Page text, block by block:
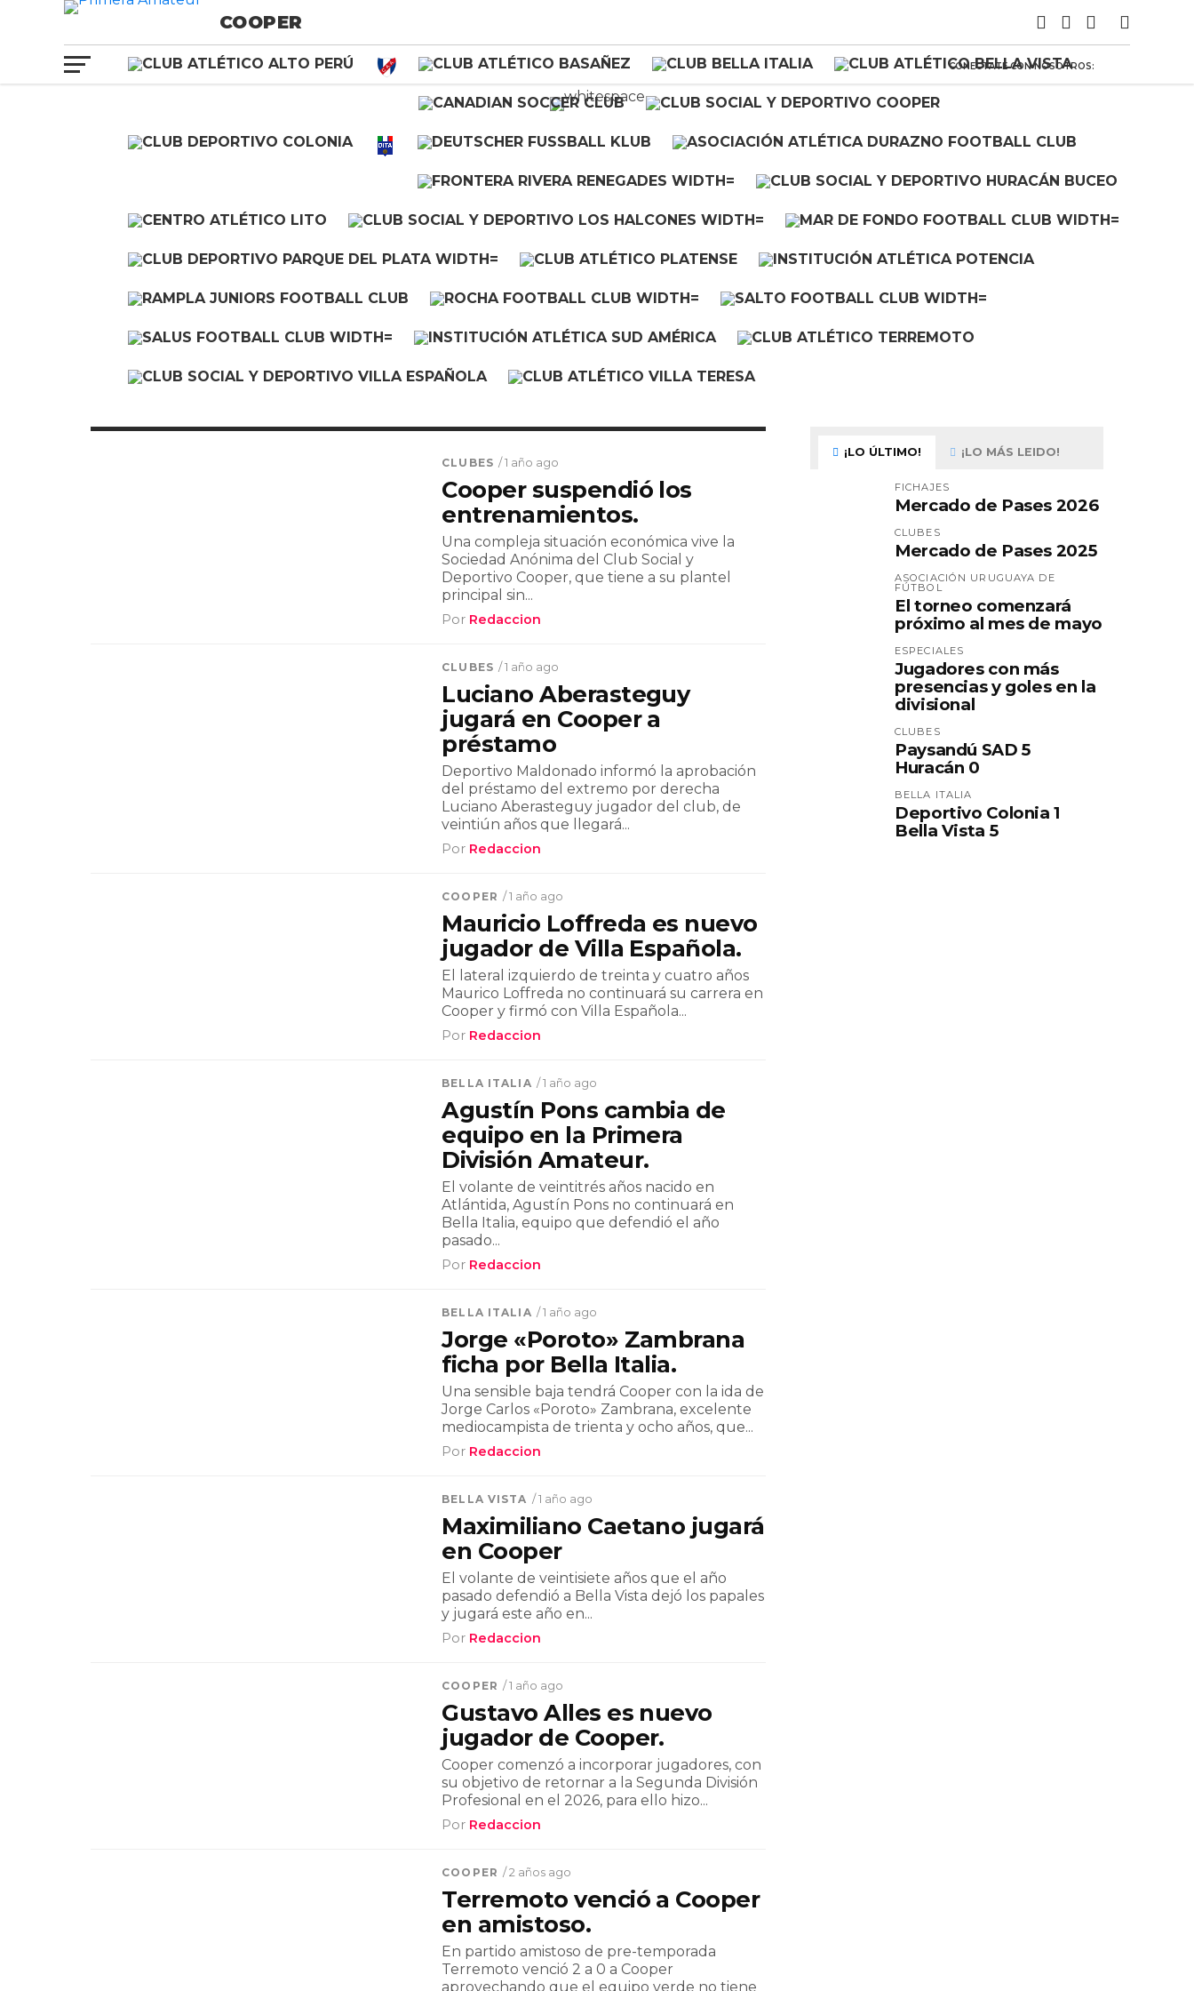
COOPER
CONECTATE CON NOSOTROS:
Cooper enfrenta a Rentistas
mañana en amistoso.
Mañana desde las 10:00 en el complejo Rentistas, Cooper enfrentará a
CLUBES / 1 año ago
Cooper suspendió los
entrenamientos.
Una compleja situación económica vive la
Sociedad Anónima del Club Social y
Deportivo Cooper, que tiene a su plantel
principal sin...
Por Redaccion
CLUBES / 1 año ago
Luciano Aberasteguy
jugará en Cooper a
préstamo
Deportivo Maldonado informó la aprobación
del préstamo del extremo por derecha
Luciano Aberasteguy jugador del club, de
veintiún años que llegará...
Por Redaccion
COOPER / 1 año ago
Mauricio Loffreda es nuevo
jugador de Villa Española.
El lateral izquierdo de treinta y cuatro años
Maurico Loffreda no continuará su carrera en
Cooper y firmó con Villa Española...
Por Redaccion
BELLA ITALIA / 1 año ago
Agustín Pons cambia de
equipo en la Primera
División Amateur.
El volante de veintitrés años nacido en
Atlántida, Agustín Pons no continuará en
Bella Italia, equipo que defendió el año
pasado...
Por Redaccion
BELLA ITALIA / 1 año ago
Jorge «Poroto» Zambrana
ficha por Bella Italia.
Una sensible baja tendrá Cooper con la ida de
Jorge Carlos «Poroto» Zambrana, excelente
mediocampista de trienta y ocho años, que...
Por Redaccion
BELLA VISTA / 1 año ago
Maximiliano Caetano jugará
en Cooper
El volante de veintisiete años que el año
pasado defendió a Bella Vista dejó los papales
y jugará este año en...
Por Redaccion
COOPER / 1 año ago
Gustavo Alles es nuevo
jugador de Cooper.
Cooper comenzó a incorporar jugadores, con
su objetivo de retornar a la Segunda División
Profesional en el 2026, para ello hizo...
Por Redaccion
COOPER / 2 años ago
Terremoto venció a Cooper
en amistoso.
En partido amistoso de pre-temporada
Terremoto venció 2 a 0 a Cooper
aprovechando que el equipo verde no tiene
¡LO ÚLTIMO! ¡LO MÁS LEIDO!
FICHAJES
Mercado de Pases 2026
CLUBES
Mercado de Pases 2025
ASOCIACIÓN URUGUAYA DE
FÚTBOL
El torneo comenzará
próximo al mes de mayo
ESPECIALES
Jugadores con más
presencias y goles en la
divisional
CLUBES
Paysandú SAD 5
Huracán 0
BELLA ITALIA
Deportivo Colonia 1
Bella Vista 5